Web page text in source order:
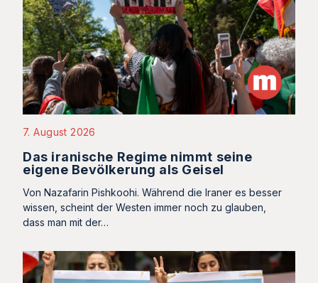
7. August 2026
Das iranische Regime nimmt seine
eigene Bevölkerung als Geisel
Von Nazafarin Pishkoohi. Während die Iraner es besser
wissen, scheint der Westen immer noch zu glauben,
dass man mit der…